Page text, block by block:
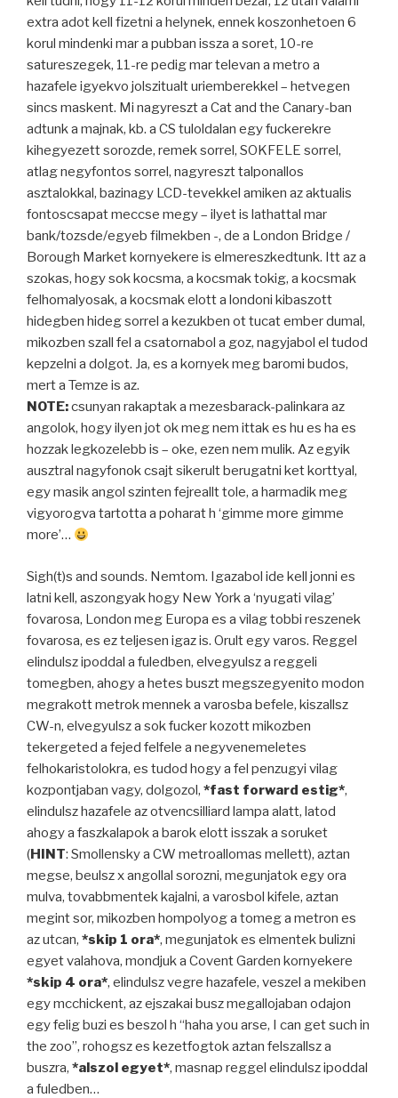
extra adot kell fizetni a helynek, ennek koszonhetoen 6
korul mindenki mar a pubban issza a soret, 10-re
satureszegek, 11-re pedig mar televan a metro a
hazafele igyekvo jolszitualt uriemberekkel – hetvegen
sincs maskent. Mi nagyreszt a Cat and the Canary-ban
adtunk a majnak, kb. a CS tuloldalan egy fuckerekre
kihegyezett sorozde, remek sorrel, SOKFELE sorrel,
atlag negyfontos sorrel, nagyreszt talponallos
asztalokkal, bazinagy LCD-tevekkel amiken az aktualis
fontoscsapat meccse megy – ilyet is lathattal mar
bank/tozsde/egyeb filmekben -, de a London Bridge /
Borough Market kornyekere is elmereszkedtunk. Itt az a
szokas, hogy sok kocsma, a kocsmak tokig, a kocsmak
felhomalyosak, a kocsmak elott a londoni kibaszott
hidegben hideg sorrel a kezukben ot tucat ember dumal,
mikozben szall fel a csatornabol a goz, nagyjabol el tudod
kepzelni a dolgot. Ja, es a kornyek meg baromi budos,
mert a Temze is az.
NOTE:csunyan rakaptak a mezesbarack-palinkara az
angolok, hogy ilyen jot ok meg nem ittak es hu es ha es
hozzak legkozelebb is – oke, ezen nem mulik. Az egyik
ausztral nagyfonok csajt sikerult berugatni ket korttyal,
egy masik angol szinten fejreallt tole, a harmadik meg
vigyorogva tartotta a poharat h ‘gimme more gimme
more’…
Sigh(t)s and sounds. Nemtom. Igazabol ide kell jonni es
latni kell, aszongyak hogy New York a ‘nyugati vilag’
fovarosa, London meg Europa es a vilag tobbi reszenek
fovarosa, es ez teljesen igaz is. Orult egy varos. Reggel
elindulsz ipoddal a fuledben, elvegyulsz a reggeli
tomegben, ahogy a hetes buszt megszegyenito modon
megrakott metrok mennek a varosba befele, kiszallsz
CW-n, elvegyulsz a sok fucker kozott mikozben
tekergeted a fejed felfele a negyvenemeletes
felhokaristolokra, es tudod hogy a fel penzugyi vilag
kozpontjaban vagy, dolgozol, *fast forward estig*,
elindulsz hazafele az otvencsilliard lampa alatt, latod
ahogy a faszkalapok a barok elott isszak a soruket
(HINT: Smollensky a CW metroallomas mellett), aztan
megse, beulsz x angollal sorozni, megunjatok egy ora
mulva, tovabbmentek kajalni, a varosbol kifele, aztan
megint sor, mikozben hompolyog a tomeg a metron es
az utcan, *skip 1 ora*, megunjatok es elmentek bulizni
egyet valahova, mondjuk a Covent Garden kornyekere
*skip 4 ora*, elindulsz vegre hazafele, veszel a mekiben
egy mcchickent, az ejszakai busz megallojaban odajon
egy felig buzi es beszol h “haha you arse, I can get such in
the zoo”, rohogsz es kezetfogtok aztan felszallsz a
buszra, *alszol egyet*, masnap reggel elindulsz ipoddal
a fuledben…